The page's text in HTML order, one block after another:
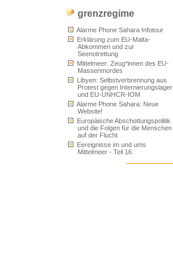
grenzregime
Alarme Phone Sahara Infotour
Erklärung zum EU-Malta-
Abkommen und zur
Seenotrettung
Mittelmeer: Zeug*innen des EU-
Massenmordes
Libyen: Selbstverbrennung aus
Protest gegen Internierungslager
und EU-UNHCR-IOM
Alarme Phone Sahara: Neue
Website!
Europäische Abschottungspolitik
und die Folgen für die Menschen
auf der Flucht
Eereignisse im und ums
Mittelmeer - Teil 16